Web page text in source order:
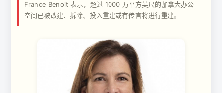
France Benoit 表示，超过 1000 万平方英尺的加拿大办公
空间已被改建、拆除、投入重建或有传言将进行重建。